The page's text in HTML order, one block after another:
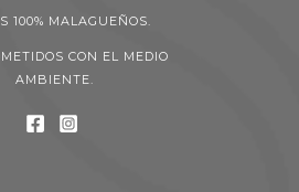
100% MALAGUEÑOS.
CON EL MEDIO
AMBIENTE.